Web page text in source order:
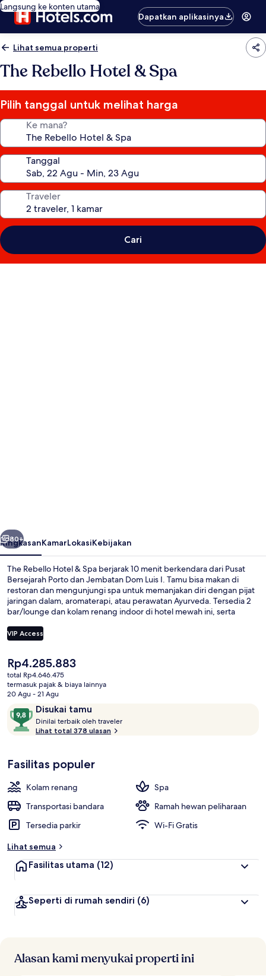
Langsung ke konten utama
Dapatkan aplikasinya
Lihat semua properti
The Rebello Hotel & Spa
Pilih tanggal untuk melihat harga
Ke mana?
Tanggal
Traveler
Cari
Berikutnya
80+
RingkasanKamarLokasiKebijakan
The Rebello Hotel & Spa berjarak 10 menit berkendara dari Pusat
Bersejarah Porto dan Jembatan Dom Luis I. Tamu bisa makan di
restoran dan mengunjungi spa untuk memanjakan diri dengan pijat
jaringan dalam, aromaterapi, atau perawatan Ayurveda. Tersedia 2
bar/lounge dan kolam renang indoor di hotel mewah ini, serta
traveler terkesan dengan staf.
VIP Access
Harga
saat
ini
Rp4.285.883
Rp4.285.883
total Rp4.646.475
termasuk pajak & biaya lainnya
20 Agu - 21 Agu
Ulasan Disukai tamu
9,8
dari
10,
tamu
Dinilai terbaik oleh traveler
i
l
r
a
Lihat total 378 ulasan
Fasilitas populer
Kolam renang
Spa
Transportasi bandara
Ramah hewan peliharaan
Tersedia parkir
Wi-Fi Gratis
Lihat semua
Fasilitas utama (12)
Seperti di rumah sendiri (6)
Alasan kami menyukai properti ini